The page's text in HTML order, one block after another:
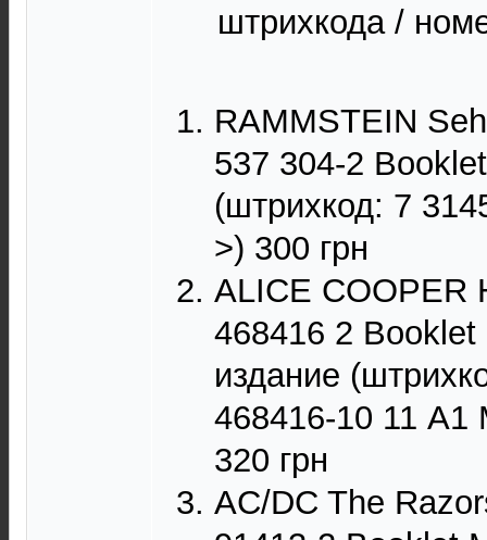
штрихкода /
RAMMSTEIN
537 304-2
(штрихкод: 7
>) 300 грн
ALICE COOPER
468416 2 Booklet
издание
468416-10 11 A1
320 грн
AC/DC The